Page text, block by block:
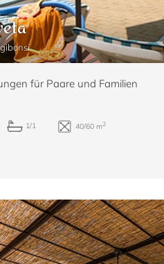
12+4 6
für Paare und Familien